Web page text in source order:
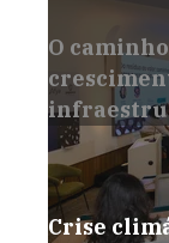
O
Crise